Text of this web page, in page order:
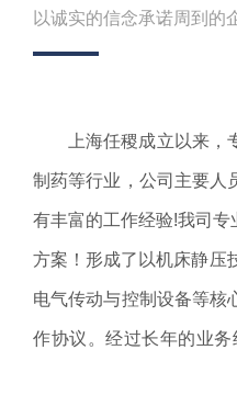
以诚实的信念承诺周到的
上海任稷成立以来
制药等行业，公司主要人
有丰富的工作经验!我司
方案！形成了以机床静压
电气传动与控制设备等核
作协议。经过长年的业